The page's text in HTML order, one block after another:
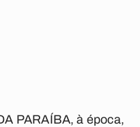
PARAÍBA, à época,